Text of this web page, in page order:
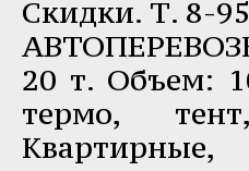
Скидки. Т. 8-
20 т. Объем:
термо,